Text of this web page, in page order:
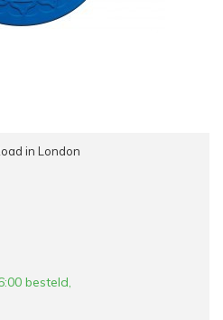
in London
besteld,